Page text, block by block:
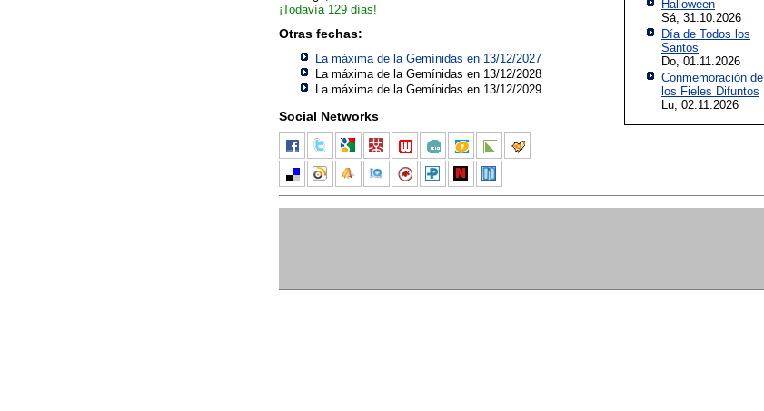
¡Todavía 129 días!
Otras fechas:
La máxima de la Gemínidas en 13/12/2027
La máxima de la Gemínidas en 13/12/2028
La máxima de la Gemínidas en 13/12/2029
Social Networks
Halloween
Sá, 31.10.2026
Día de Todos los
Santos
Do, 01.11.2026
Conmemoración de
los Fieles Difuntos
Lu, 02.11.2026